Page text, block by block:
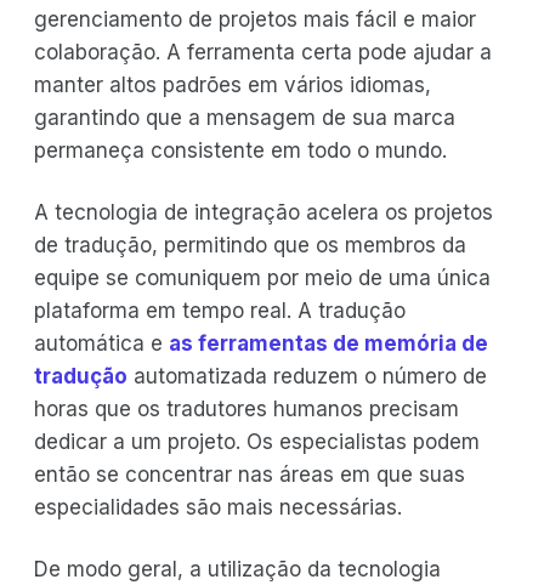
gerenciamento de projetos mais fácil e maior
colaboração. A ferramenta certa pode ajudar a
manter altos padrões em vários idiomas,
garantindo que a mensagem de sua marca
permaneça consistente em todo o mundo.
A tecnologia de integração acelera os projetos
de tradução, permitindo que os membros da
equipe se comuniquem por meio de uma única
plataforma em tempo real. A tradução
automática e as ferramentas de memória de
tradução automatizada reduzem o número de
horas que os tradutores humanos precisam
dedicar a um projeto. Os especialistas podem
então se concentrar nas áreas em que suas
especialidades são mais necessárias.
De modo geral, a utilização da tecnologia